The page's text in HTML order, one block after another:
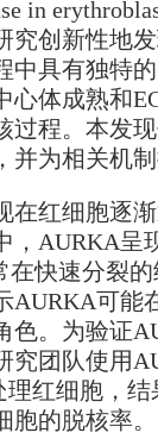
in
究创新性地
中具有独特
心体成熟和
过程。本发
并为相关机制
在红细胞逐
，AURKA呈
在快速分裂
AURKA可能
色。为验证
究团队使用
理红细胞，
胞的脱核率。